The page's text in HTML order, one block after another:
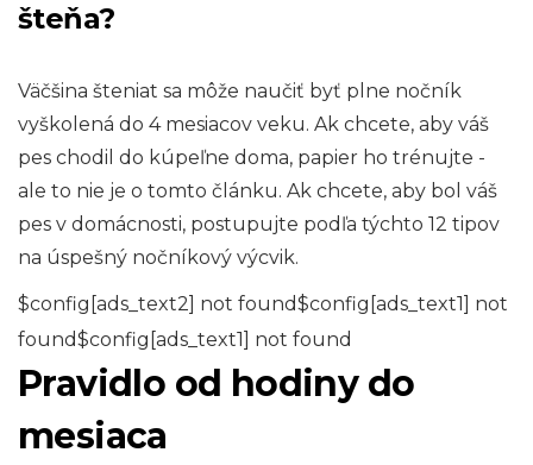
šteňa?
Väčšina šteniat sa môže naučiť byť plne nočník
vyškolená do 4 mesiacov veku. Ak chcete, aby váš
pes chodil do kúpeľne doma, papier ho trénujte -
ale to nie je o tomto článku. Ak chcete, aby bol váš
pes v domácnosti, postupujte podľa týchto 12 tipov
na úspešný nočníkový výcvik.
$config[ads_text2] not found$config[ads_text1] not
found$config[ads_text1] not found
Pravidlo od hodiny do
mesiaca